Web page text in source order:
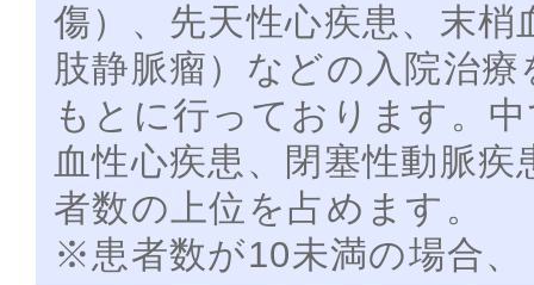
傷）、先天性心疾患、末
肢静脈瘤）などの入院治
もとに行っております。
血性心疾患、閉塞性動脈
者数の上位を占めます。
※患者数が10未満の場合